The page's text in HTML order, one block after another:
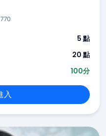
5 點
20 點
100分
入